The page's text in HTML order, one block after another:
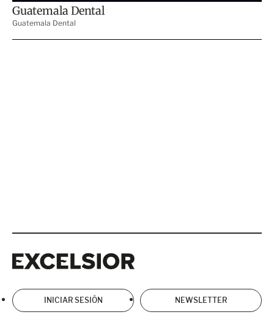
INICIAR SESIÓN NEWSLETTER